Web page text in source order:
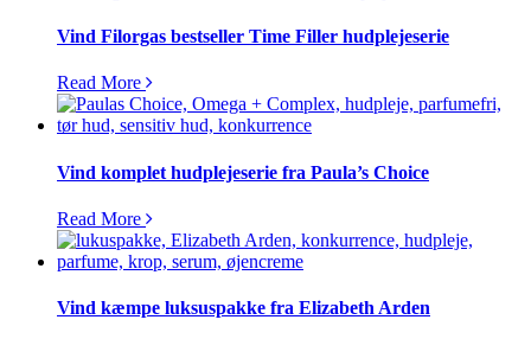
Vind Filorgas bestseller Time Filler hudplejeserie
Read More
Vind komplet hudplejeserie fra Paula’s Choice
Read More
Vind kæmpe luksuspakke fra Elizabeth Arden